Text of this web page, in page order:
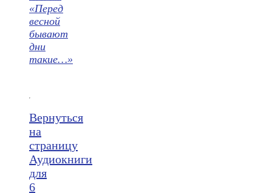
«Перед
весной
бывают
дни
такие…»
Вернуться
на
страницу
Аудиокниги
для
6